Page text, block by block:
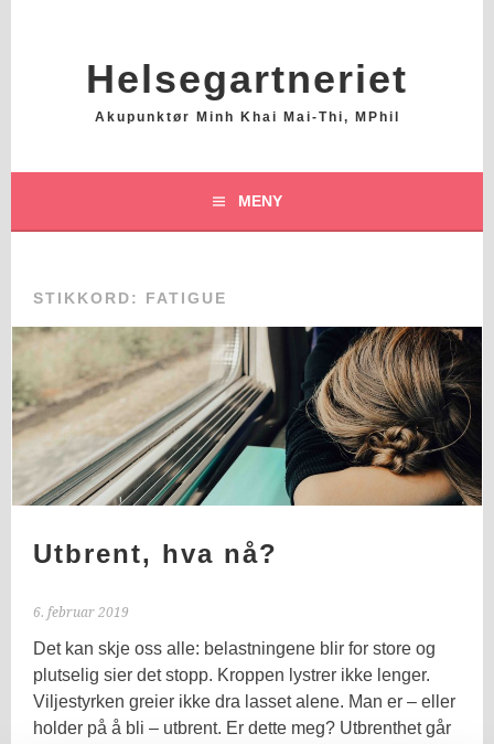
Helsegartneriet
Akupunktør Minh Khai Mai-Thi, MPhil
MENY
STIKKORD: FATIGUE
Utbrent, hva nå?
6. februar 2019
Det kan skje oss alle: belastningene blir for store og
plutselig sier det stopp. Kroppen lystrer ikke lenger.
Viljestyrken greier ikke dra lasset alene. Man er – eller
holder på å bli – utbrent. Er dette meg? Utbrenthet går